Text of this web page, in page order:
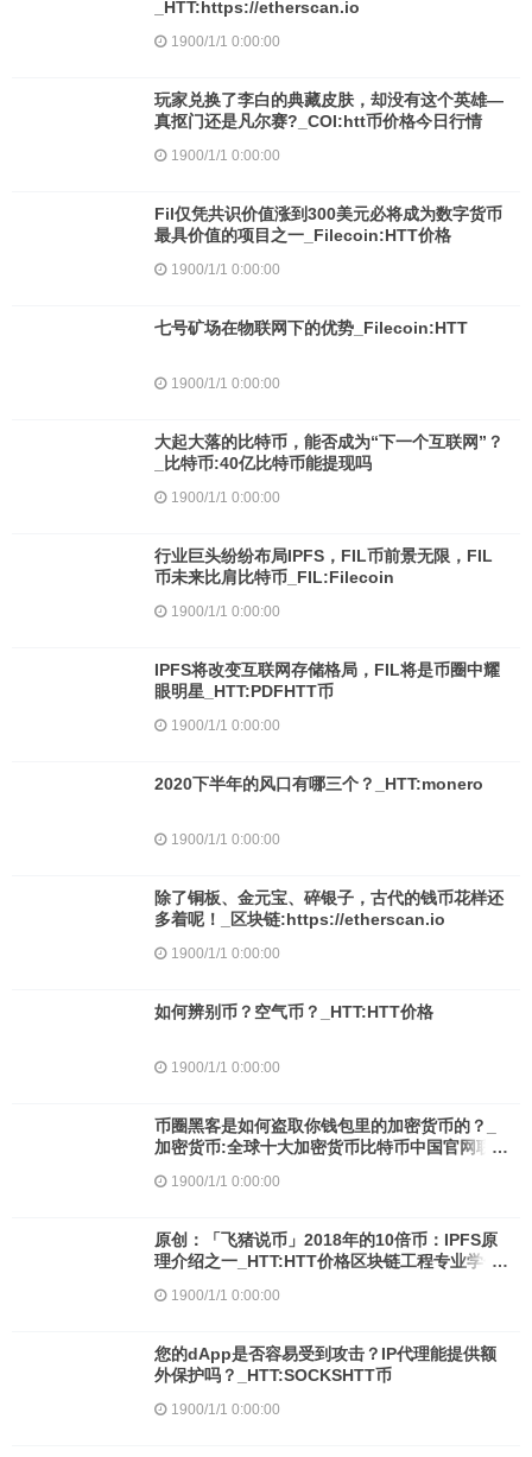
_HTT:https://etherscan.io
1900/1/1 0:00:00
玩家兑换了李白的典藏皮肤，却没有这个英雄—
真抠门还是凡尔赛?_COI:htt币价格今日行情
1900/1/1 0:00:00
Fil仅凭共识价值涨到300美元必将成为数字货币
最具价值的项目之一_Filecoin:HTT价格
1900/1/1 0:00:00
七号矿场在物联网下的优势_Filecoin:HTT
1900/1/1 0:00:00
大起大落的比特币，能否成为“下一个互联网”？
_比特币:40亿比特币能提现吗
1900/1/1 0:00:00
行业巨头纷纷布局IPFS，FIL币前景无限，FIL
币未来比肩比特币_FIL:Filecoin
1900/1/1 0:00:00
IPFS将改变互联网存储格局，FIL将是币圈中耀
眼明星_HTT:PDFHTT币
1900/1/1 0:00:00
2020下半年的风口有哪三个？_HTT:monero
1900/1/1 0:00:00
除了铜板、金元宝、碎银子，古代的钱币花样还
多着呢！_区块链:https://etherscan.io
1900/1/1 0:00:00
如何辨别币？空气币？_HTT:HTT价格
1900/1/1 0:00:00
币圈黑客是如何盗取你钱包里的加密货币的？_
加密货币:全球十大加密货币比特币中国官网联
1900/1/1 0:00:00
原创：「飞猪说币」2018年的10倍币：IPFS原
理介绍之一_HTT:HTT价格区块链工程专业学什
1900/1/1 0:00:00
您的dApp是否容易受到攻击？IP代理能提供额
外保护吗？_HTT:SOCKSHTT币
1900/1/1 0:00:00